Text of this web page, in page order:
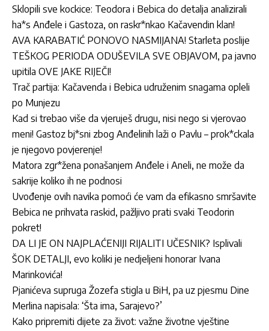
Sklopili sve kockice: Teodora i Bebica do detalja analizirali
ha*s Anđele i Gastoza, on raskr*nkao Kačavendin klan!
AVA KARABATIĆ PONOVO NASMIJANA! Starleta poslije
TEŠKOG PERIODA ODUŠEVILA SVE OBJAVOM, pa javno
upitila OVE JAKE RIJEČI!
Trač partija: Kačavenda i Bebica udruženim snagama opleli
po Munjezu
Kad si trebao više da vjeruješ drugu, nisi nego si vjerovao
meni! Gastoz bj*sni zbog Anđelinih laži o Pavlu – prok*ckala
je njegovo povjerenje!
Matora zgr*žena ponašanjem Anđele i Aneli, ne može da
sakrije koliko ih ne podnosi
Uvođenje ovih navika pomoći će vam da efikasno smršavite
Bebica ne prihvata raskid, pažljivo prati svaki Teodorin
pokret!
DA LI JE ON NAJPLAĆENIJI RIJALITI UČESNIK? Isplivali
ŠOK DETALJI, evo koliki je nedjeljeni honorar Ivana
Marinkovića!
Pjanićeva supruga Žozefa stigla u BiH, pa uz pjesmu Dine
Merlina napisala: ‘Šta ima, Sarajevo?’
Kako pripremiti dijete za život: važne životne vještine